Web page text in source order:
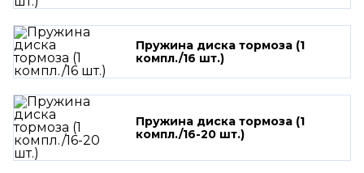
Пружина диска тормоза (1
компл./16 шт.)
Пружина диска тормоза (1
компл./16-20 шт.)